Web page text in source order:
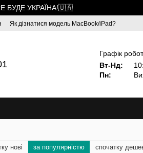
БУДЕ УКРАЇНА!🇺🇦
Як дізнатися модель MacBook/iPad?
Графік
Вт-Нд:
Пн:
нові за популярністю спочатку